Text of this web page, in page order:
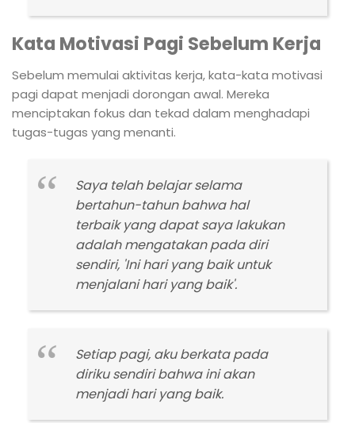
Kata Motivasi Pagi Sebelum Kerja
Sebelum memulai aktivitas kerja, kata-kata motivasi
pagi dapat menjadi dorongan awal. Mereka
menciptakan fokus dan tekad dalam menghadapi
tugas-tugas yang menanti.
Saya telah belajar selama
bertahun-tahun bahwa hal
terbaik yang dapat saya lakukan
adalah mengatakan pada diri
sendiri, 'Ini hari yang baik untuk
menjalani hari yang baik'.
Setiap pagi, aku berkata pada
diriku sendiri bahwa ini akan
menjadi hari yang baik.